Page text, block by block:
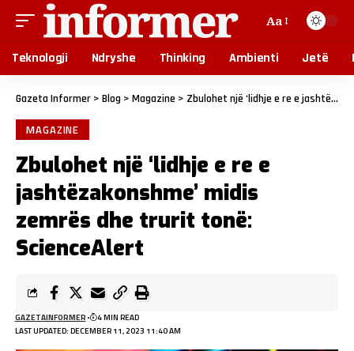
Aa
Teknologji Ndryshe Thinking Ambienti Jetë
Gazeta Informer > Blog > Magazine > Zbulohet një ‘lidhje e re e jashtëzakonshme’ midis zemrës dhe trurit tonë: ScienceAlert
MAGAZINE
Zbulohet një ‘lidhje e re e
jashtëzakonshme’ midis
zemrës dhe trurit tonë:
ScienceAlert
LAST UPDATED: DECEMBER 11, 2023 11:40 AM
GAZETAINFORMER 4 MIN READ